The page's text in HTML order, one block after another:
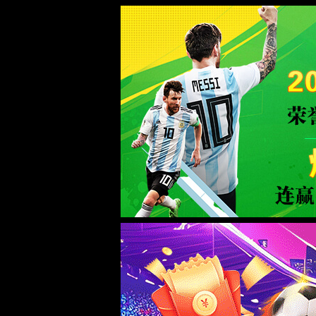
中国·72779cc太阳集团(股份有